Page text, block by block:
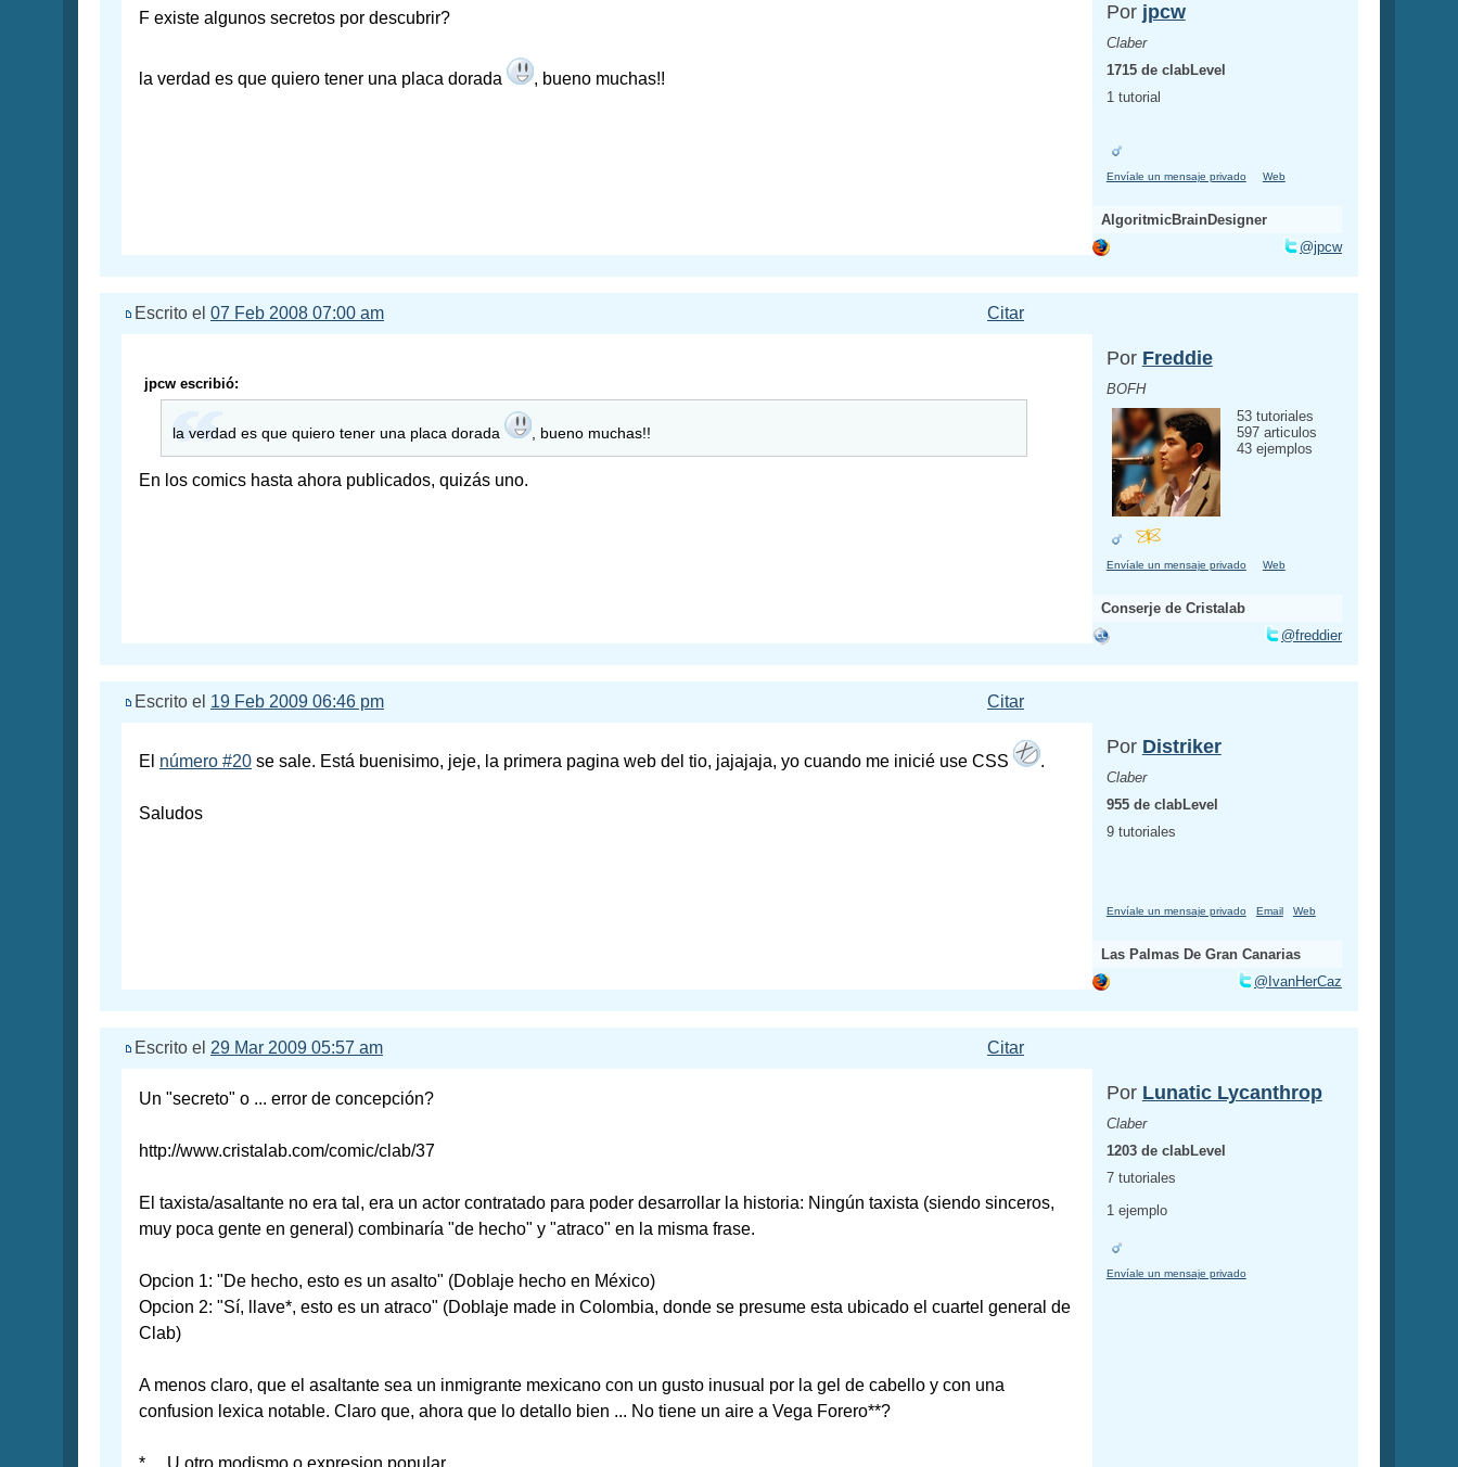
F existe algunos secretos por descubrir?
la verdad es que quiero tener una placa dorada , bueno muchas!!
Por jpcw
Claber
1715 de clabLevel
1 tutorial
Envíale un mensaje privado Web
AlgoritmicBrainDesigner
@jpcw
Citar
Escrito el 07 Feb 2008 07:00 am
jpcw escribió:
la verdad es que quiero tener una placa dorada , bueno muchas!!
En los comics hasta ahora publicados, quizás uno.
Por Freddie
BOFH
53 tutoriales
597 articulos
43 ejemplos
Envíale un mensaje privado Web
Conserje de Cristalab
@freddier
Citar
Escrito el 19 Feb 2009 06:46 pm
El número #20 se sale. Está buenisimo, jeje, la primera pagina web del tio, jajajaja, yo cuando me inicié use CSS .
Saludos
Por Distriker
Claber
955 de clabLevel
9 tutoriales
Envíale un mensaje privado Email Web
Las Palmas De Gran Canarias
@IvanHerCaz
Citar
Escrito el 29 Mar 2009 05:57 am
Un "secreto" o ... error de concepción?
http://www.cristalab.com/comic/clab/37
El taxista/asaltante no era tal, era un actor contratado para poder desarrollar la historia: Ningún taxista (siendo sinceros,
muy poca gente en general) combinaría "de hecho" y "atraco" en la misma frase.
Opcion 1: "De hecho, esto es un asalto" (Doblaje hecho en México)
Opcion 2: "Sí, llave*, esto es un atraco" (Doblaje made in Colombia, donde se presume esta ubicado el cuartel general de
Clab)
A menos claro, que el asaltante sea un inmigrante mexicano con un gusto inusual por la gel de cabello y con una
confusion lexica notable. Claro que, ahora que lo detallo bien ... No tiene un aire a Vega Forero**?
Por Lunatic Lycanthrop
Claber
1203 de clabLevel
7 tutoriales
1 ejemplo
Envíale un mensaje privado